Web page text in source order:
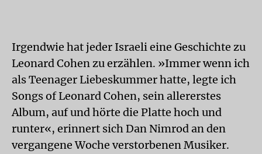
Irgendwie hat jeder Israeli eine Geschichte zu
Leonard Cohen zu erzählen. »Immer wenn ich
als Teenager Liebeskummer hatte, legte ich
Songs of Leonard Cohen, sein allererstes
Album, auf und hörte die Platte hoch und
runter«, erinnert sich Dan Nimrod an den
vergangene Woche verstorbenen Musiker.